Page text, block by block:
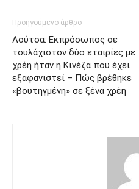
Προηγούμενο άρθρο
Λούτσα: Εκπρόσωπος σε
τουλάχιστον δύο εταιρίες με
χρέη ήταν η Κινέζα που έχει
εξαφανιστεί – Πώς βρέθηκε
«βουτηγμένη» σε ξένα χρέη